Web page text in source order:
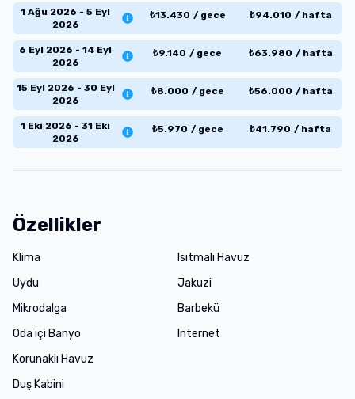
1 Ağu 2026 - 5 Eyl
2026
₺13.430 / gece ₺94.010 / hafta
6 Eyl 2026 - 14 Eyl
2026
₺9.140 / gece ₺63.980 / hafta
15 Eyl 2026 - 30 Eyl
2026
₺8.000 / gece ₺56.000 / hafta
1 Eki 2026 - 31 Eki
2026
₺5.970 / gece ₺41.790 / hafta
Özellikler
Klima
Uydu
Mikrodalga
Oda içi Banyo
Isıtmalı Havuz
Jakuzi
Barbekü
Internet
Korunaklı Havuz
Duş Kabini